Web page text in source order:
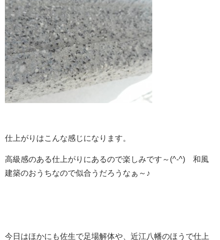
仕上がりはこんな感じになります。
高級感のある仕上がりにあるので楽しみです～(^-^) 和風
建築のおうちなので似合うだろうなぁ～♪
今日はほかにも佐生で足場解体や、近江八幡のほうで仕上